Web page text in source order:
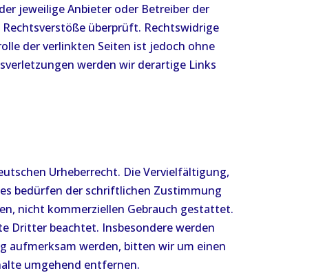
jeweilige Anbieter oder Betreiber der
überprüft. Rechtswidrige
der verlinkten Seiten ist jedoch ohne
werden wir derartige Links
Urheberrecht. Die Vervielfältigung,
bedürfen der schriftlichen Zustimmung
nicht kommerziellen Gebrauch gestattet.
Dritter beachtet. Insbesondere werden
aufmerksam werden, bitten wir um einen
umgehend entfernen.